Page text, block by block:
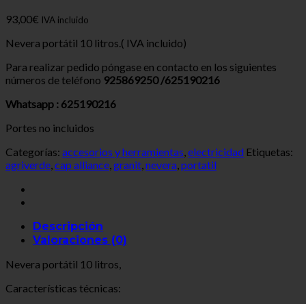
93,00€ IVA incluido
Nevera portátil 10 litros.( IVA incluido)
Para realizar pedido póngase en contacto en los siguientes
números de teléfono 925869250 /625190216
Whatsapp : 625190216
Portes no incluidos
Categorías: accesorios y herramientas,electricidad Etiquetas:
agriverde,cap alliance,granit,nevera,portatil
Descripción
Valoraciones (0)
Nevera portátil 10 litros,
Características técnicas: